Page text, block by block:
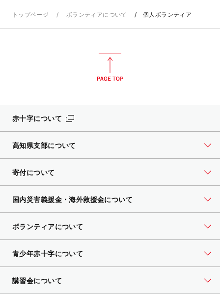
トップページ ボランティアについて 個人ボランティア
赤十字について
高知県支部について
寄付について
国内災害義援金・海外救援金について
ボランティアについて
青少年赤十字について
講習会について